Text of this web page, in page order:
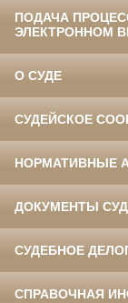
ПОДАЧА
ЭЛЕКТРОННОМ
О СУДЕ
СУДЕЙСКОЕ
НОРМАТИВНЫЕ
ДОКУМЕНТЫ
СУДЕБНОЕ
СПРАВОЧНАЯ